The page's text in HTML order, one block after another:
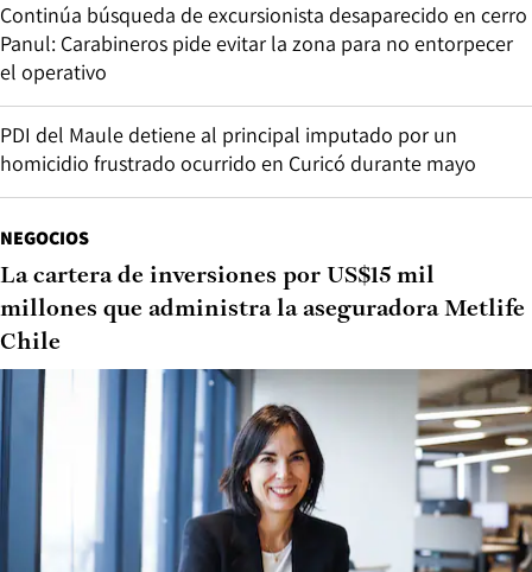
Continúa búsqueda de excursionista desaparecido en cerro
Panul: Carabineros pide evitar la zona para no entorpecer
el operativo
PDI del Maule detiene al principal imputado por un
homicidio frustrado ocurrido en Curicó durante mayo
NEGOCIOS
La cartera de inversiones por US$15 mil
millones que administra la aseguradora Metlife
Chile